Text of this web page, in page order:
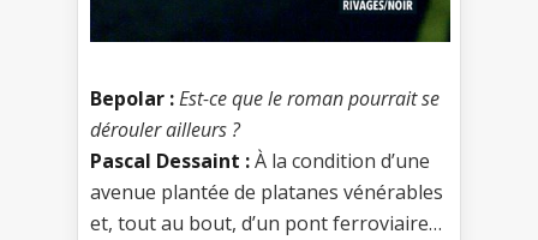
Bepolar :Est-ce que le roman pourrait se
dérouler ailleurs ?
Pascal Dessaint :À la condition d’une
avenue plantée de platanes vénérables
et, tout au bout, d’un pont ferroviaire…